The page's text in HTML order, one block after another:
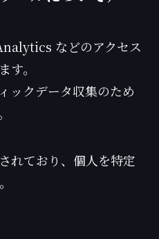
などのアクセス
。
ックデータ収集のため
れており、個人を特定